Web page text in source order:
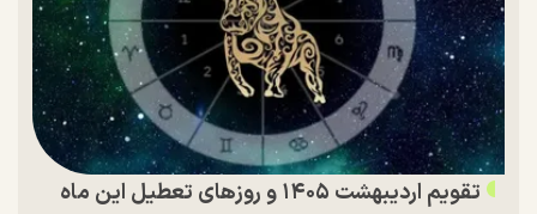
تقویم اردیبهشت ۱۴۰۵ و روز‌های تعطیل این ماه